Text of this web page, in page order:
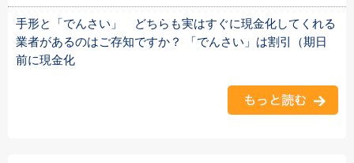
手形と「でんさい」 どちらも実はすぐに現金化してくれる
業者があるのはご存知ですか？ 「でんさい」は割引（期日
前に現金化